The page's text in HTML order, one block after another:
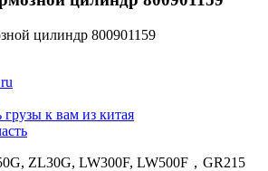
цилиндр 800901159
грузы к вам из китая
ZL30G, LW300F, LW500F，GR215